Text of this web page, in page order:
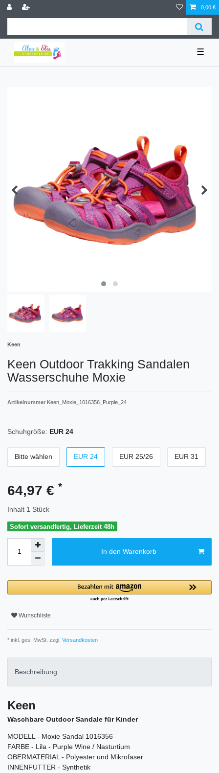
0,00 €
☰
Keen
Keen Outdoor Trakking Sandalen
Wasserschuhe Moxie
Artikelnummer Keen_Moxie_1016356_Purple_24
Schuhgröße: EUR 24
Bitte wählen EUR 24 EUR 25/26 EUR 31
64,97 € *
Inhalt 1 Stück
Sofort versandfertig, Lieferzeit 48h
In den Warenkorb
Wunschliste
* inkl. ges. MwSt. zzgl. Versandkosten
Beschreibung
Keen
Waschbare Outdoor Sandale für Kinder
MODELL - Moxie Sandal 1016356
FARBE - Lila - Purple Wine / Nasturtium
OBERMATERIAL - Polyester und Mikrofaser
INNENFUTTER - Synthetik